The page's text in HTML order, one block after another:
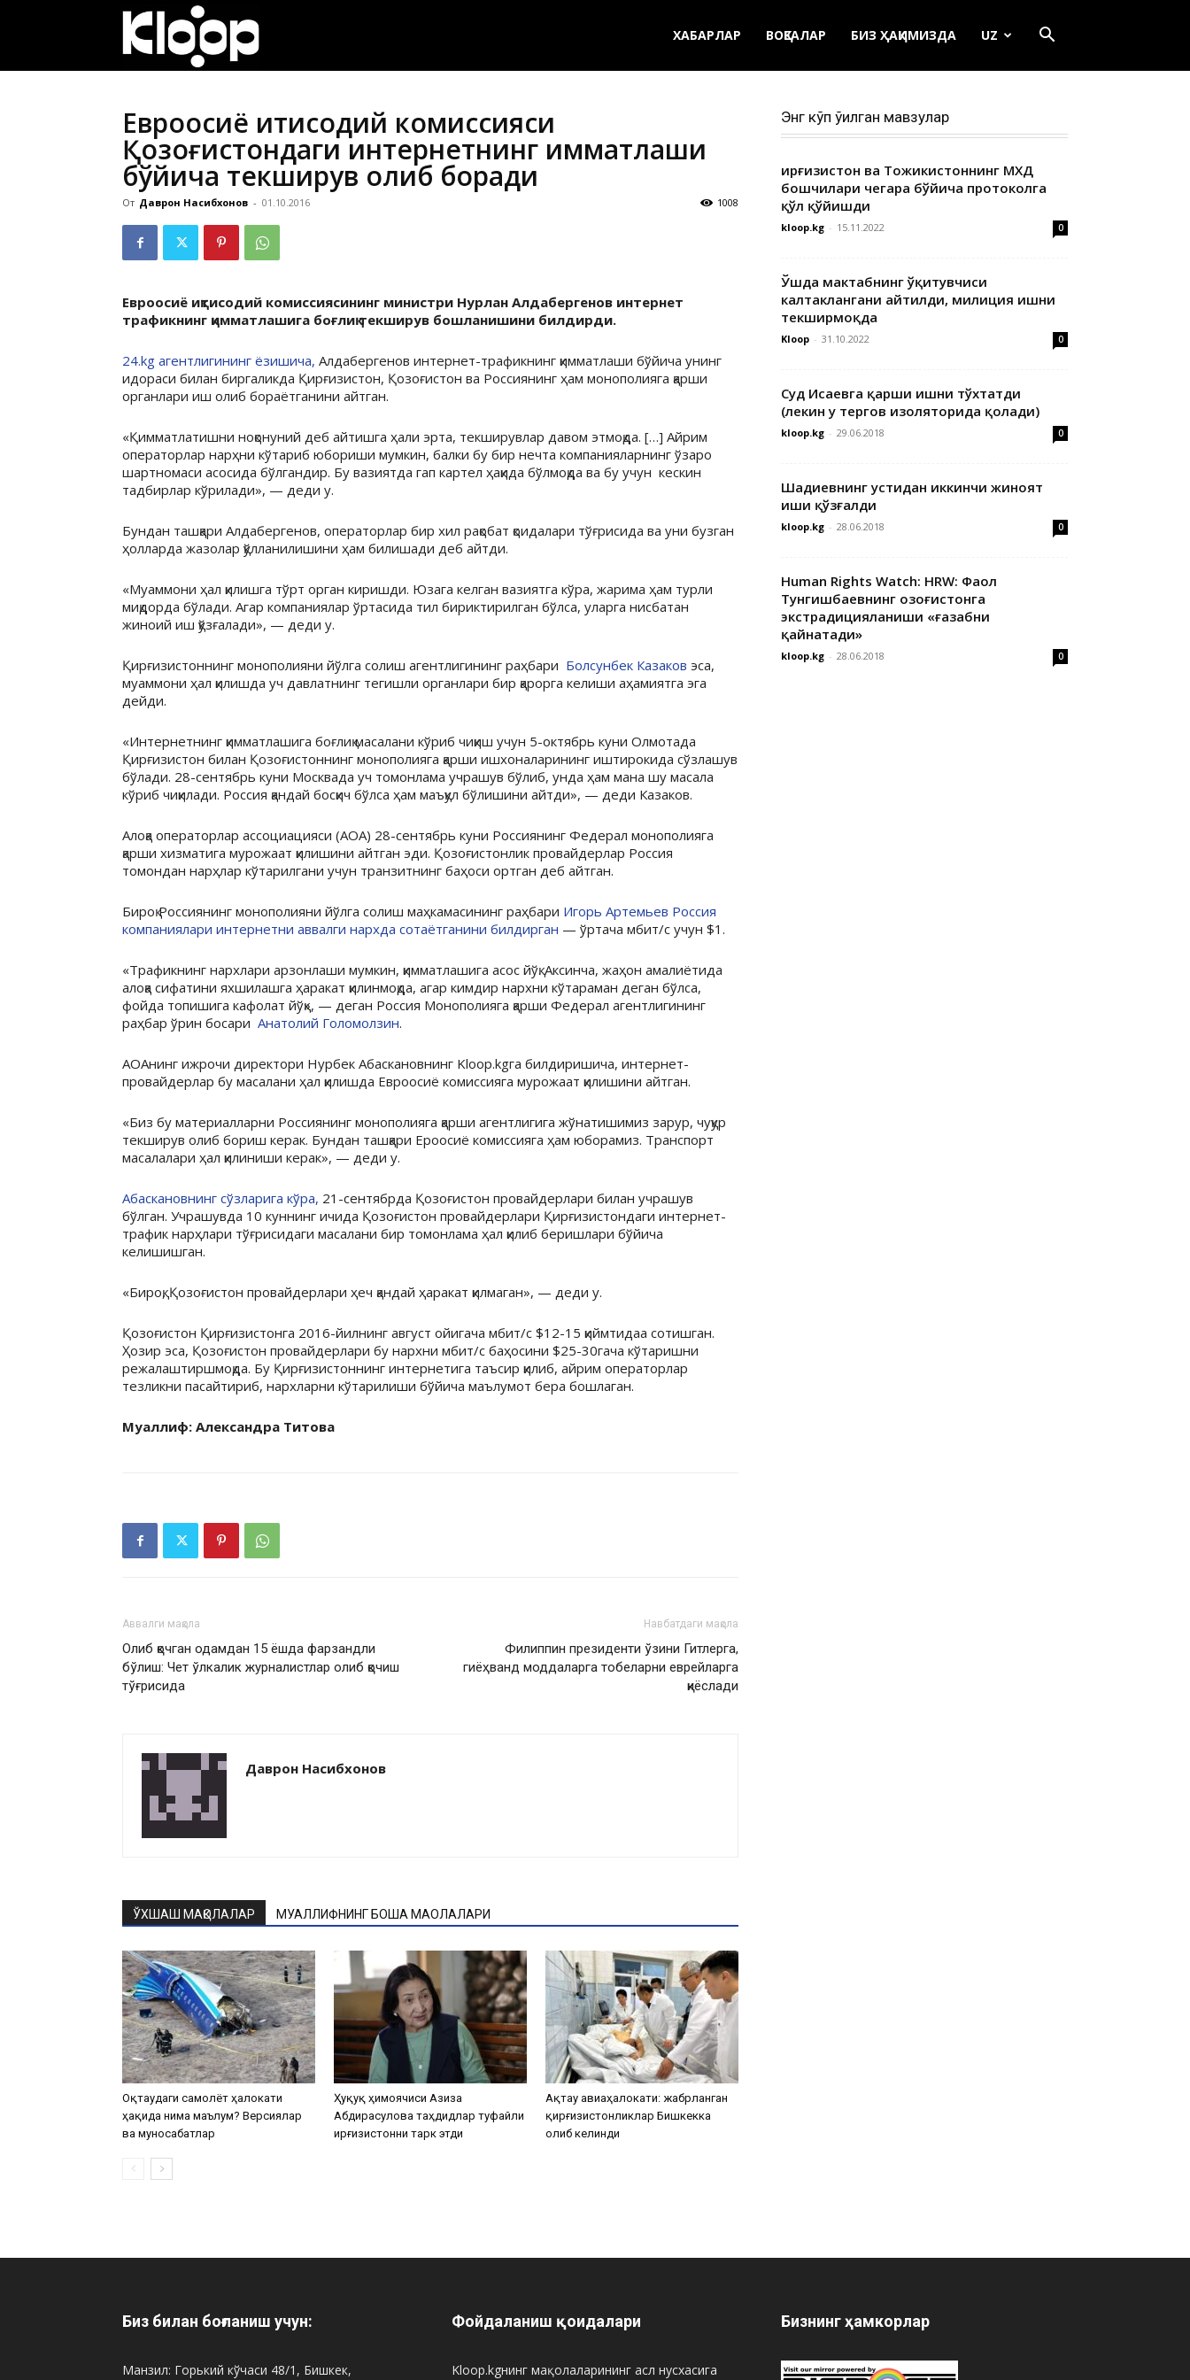
ХАБАРЛАР ВОҚЕАЛАР БИЗ ҲАҚИМИЗДА UZ
Евроосиё иқтисодий комиссияси
Қозоғистондаги интернетнинг қимматлаши
бўйича текширув олиб боради
От Даврон Насибхонов - 01.10.2016 1008
Евроосиё иқтисодий комиссиясининг министри Нурлан Алдабергенов интернет
трафикнинг қимматлашига боғлиқ текширув бошланишини билдирди.
24.kg агентлигининг ёзишича, Алдабергенов интернет-трафикнинг қимматлаши бўйича унинг
идораси билан биргаликда Қирғизистон, Қозоғистон ва Россиянинг ҳам монополияга қарши
органлари иш олиб бораётганини айтган.
«Қимматлатишни ноқонуний деб айтишга ҳали эрта, текширувлар давом этмоқда. […] Айрим
операторлар нарҳни кўтариб юбориши мумкин, балки бу бир нечта компанияларнинг ўзаро
шартномаси асосида бўлгандир. Бу вазиятда гап картел ҳақида бўлмоқда ва бу учун кескин
тадбирлар кўрилади», — деди у.
Бундан ташқари Алдабергенов, операторлар бир хил рақобат қоидалари тўғрисида ва уни бузган
ҳолларда жазолар қўлланилишини ҳам билишади деб айтди.
«Муаммони ҳал қилишга тўрт орган киришди. Юзага келган вазиятга кўра, жарима ҳам турли
миқдорда бўлади. Агар компаниялар ўртасида тил бириктирилган бўлса, уларга нисбатан
жиноий иш қўзғалади», — деди у.
Қирғизистоннинг монополияни йўлга солиш агентлигининг раҳбари Болсунбек Казаков эса,
муаммони ҳал қилишда уч давлатнинг тегишли органлари бир қарорга келиши аҳамиятга эга
дейди.
«Интернетнинг қимматлашига боғлиқ масалани кўриб чиқиш учун 5-октябрь куни Олмотада
Қирғизистон билан Қозоғистоннинг монополияга қарши ишхоналарининг иштирокида сўзлашув
бўлади. 28-сентябрь куни Москвада уч томонлама учрашув бўлиб, унда ҳам мана шу масала
кўриб чиқилади. Россия қандай босқич бўлса ҳам маъқул бўлишини айтди», — деди Казаков.
Алоқа операторлар ассоциацияси (АОА) 28-сентябрь куни Россиянинг Федерал монополияга
қарши хизматига мурожаат қилишини айтган эди. Қозоғистонлик провайдерлар Россия
томондан нарҳлар кўтарилгани учун транзитнинг баҳоси ортган деб айтган.
Бироқ Россиянинг монополияни йўлга солиш маҳкамасининг раҳбари Игорь Артемьев Россия
компаниялари интернетни аввалги нархда сотаётганини билдирган — ўртача мбит/с учун $1.
«Трафикнинг нархлари арзонлаши мумкин, қимматлашига асос йўқ. Аксинча, жаҳон амалиётида
алоқа сифатини яхшилашга ҳаракат қилинмоқда, агар кимдир нархни кўтараман деган бўлса,
фойда топишига кафолат йўқ», — деган Россия Монополияга қарши Федерал агентлигининг
раҳбар ўрин босари Анатолий Голомолзин.
АОАнинг ижрочи директори Нурбек Абаскановнинг Kloop.kgга билдиришича, интернет-
провайдерлар бу масалани ҳал қилишда Евроосиё комиссияга мурожаат қилишини айтган.
«Биз бу материалларни Россиянинг монополияга қарши агентлигига жўнатишимиз зарур, чуқур
текширув олиб бориш керак. Бундан ташқари Ероосиё комиссияга ҳам юборамиз. Транспорт
масалалари ҳал қилиниши керак», — деди у.
Абаскановнинг сўзларига кўра, 21-сентябрда Қозоғистон провайдерлари билан учрашув
бўлган. Учрашувда 10 куннинг ичида Қозоғистон провайдерлари Қирғизистондаги интернет-
трафик нарҳлари тўғрисидаги масалани бир томонлама ҳал қилиб беришлари бўйича
келишишган.
«Бироқ, Қозоғистон провайдерлари ҳеч қандай ҳаракат қилмаган», — деди у.
Қозоғистон Қирғизистонга 2016-йилнинг август ойигача мбит/с $12-15 қиймтидаа сотишган.
Ҳозир эса, Қозоғистон провайдерлари бу нархни мбит/с баҳосини $25-30гача кўтаришни
режалаштиршмоқда. Бу Қирғизистоннинг интернетига таъсир қилиб, айрим операторлар
тезликни пасайтириб, нархларни кўтарилиши бўйича маълумот бера бошлаган.
Муаллиф: Александра Титова
Аввалги мақола
Олиб қочган одамдан 15 ёшда фарзандли
бўлиш: Чет ўлкалик журналистлар олиб қочиш
тўғрисида
Навбатдаги мақола
Филиппин президенти ўзини Гитлерга,
гиёҳванд моддаларга тобеларни еврейларга
қиёслади
Даврон Насибхонов
ЎХШАШ МАҚОЛАЛАР МУАЛЛИФНИНГ БОШҚА МАҚОЛАЛАРИ
Оқтаудаги самолёт ҳалокати
ҳақида нима маълум? Версиялар
ва муносабатлар
Ҳуқуқ ҳимоячиси Азиза
Абдирасулова таҳдидлар туфайли
Қирғизистонни тарк этди
Ақтау авиаҳалокати: жабрланган
қирғизистонликлар Бишкекка
олиб келинди
Энг кўп ўқилган мавзулар
Қирғизистон ва Тожикистоннинг МХДҚ
бошчилари чегара бўйича протоколга
қўл қўйишди
kloop.kg - 15.11.2022 0
Ўшда мактабнинг ўқитувчиси
калтаклангани айтилди, милиция ишни
текширмоқда
Kloop - 31.10.2022 0
Суд Исаевга қарши ишни тўхтатди
(лекин у тергов изоляторида қолади)
kloop.kg - 29.06.2018 0
Шадиевнинг устидан иккинчи жиноят
иши қўзғалди
kloop.kg - 28.06.2018 0
Human Rights Watch: HRW: Фаол
Тунгишбаевнинг Қозоғистонга
экстрадицияланиши «ғазабни
қайнатади»
kloop.kg - 28.06.2018 0
Биз билан боғланиш учун:
Манзил: Горький кўчаси 48/1, Бишкек,
Фойдаланиш қоидалари
Kloop.kgнинг мақолаларининг асл нусхасига
Бизнинг ҳамкорлар